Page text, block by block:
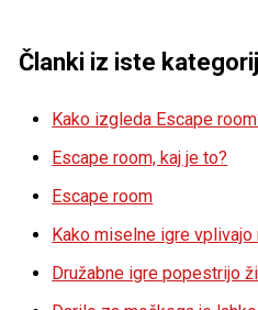
Članki iz iste
Kako izgleda Escape
Escape room, kaj je to?
Escape room
Kako miselne igre vplivajo
Družabne igre popestrijo